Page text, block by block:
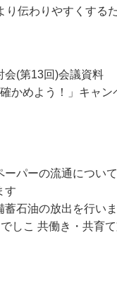
伝わりやすくする
会(第13回)会議資料
かめよう！」キャ
パーの流通について
す
蓄石油の放出を行い
しこ 共働き・共育